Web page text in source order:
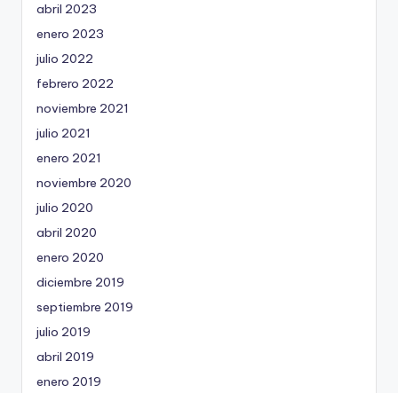
abril 2023
enero 2023
julio 2022
febrero 2022
noviembre 2021
julio 2021
enero 2021
noviembre 2020
julio 2020
abril 2020
enero 2020
diciembre 2019
septiembre 2019
julio 2019
abril 2019
enero 2019